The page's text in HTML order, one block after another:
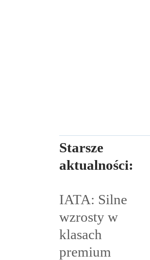
Starsze
aktualności:
IATA: Silne
wzrosty w
klasach
premium